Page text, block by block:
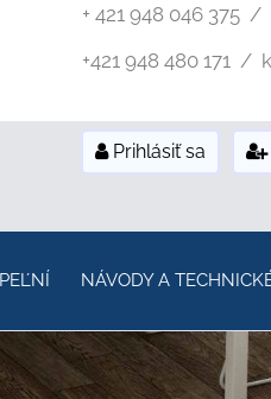
+ 421 948 046 375
+421 948 480 171 /
Prihlásiť sa
NÁVODY A